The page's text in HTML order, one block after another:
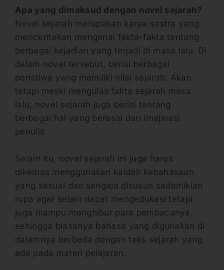
Apa yang dimaksud dengan novel sejarah?
Novel sejarah merupakan karya sastra yang
menceritakan mengenai fakta-fakta tentang
berbagai kejadian yang terjadi di masa lalu. Di
dalam novel tersebut, berisi berbagai
peristiwa yang memiliki nilai sejarah. Akan
tetapi meski mengulas fakta sejarah masa
lalu, novel sejarah juga berisi tentang
berbagai hal yang berasal dari imajinasi
penulis
Selain itu, novel sejarah ini juga harus
dikemas menggunakan kaidah kebahasaan
yang sesuai dan sengaja disusun sedemikian
rupa agar selain dapat mengedukasi tetapi
juga mampu menghibur para pembacanya,
sehingga biasanya bahasa yang digunakan di
dalamnya berbeda dengan teks sejarah yang
ada pada materi pelajaran.